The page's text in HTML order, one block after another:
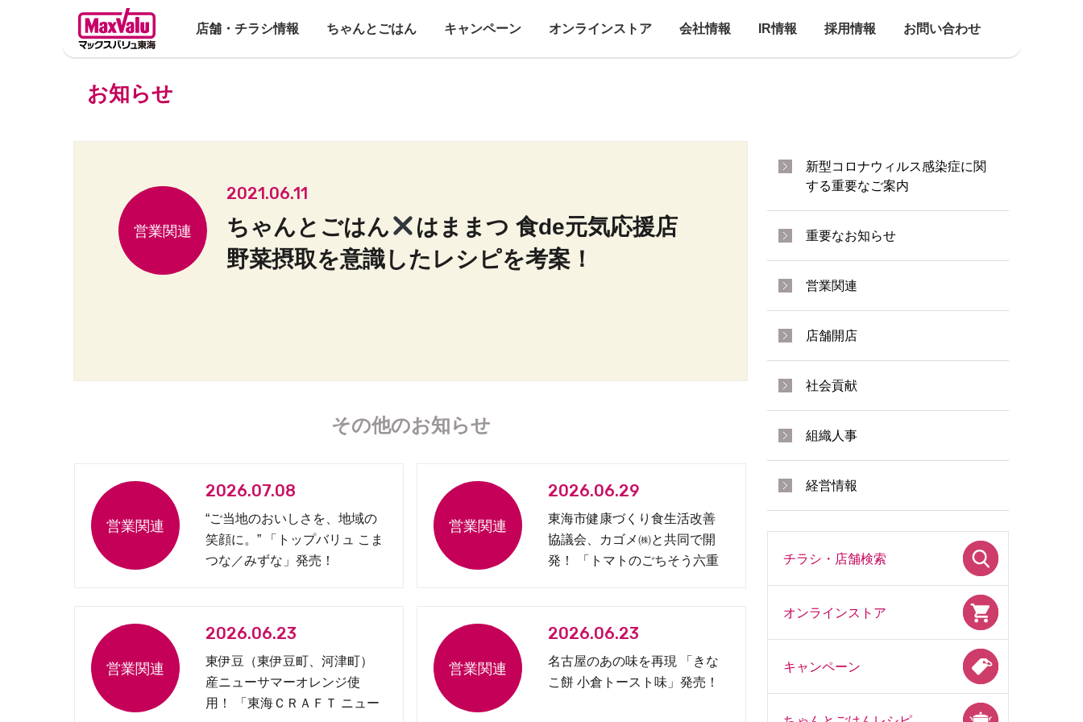
店舗・チラシ情報 ちゃんとごはん キャンペーン オンラインストア 会社情報 IR情報 採用情報 お問い合わせ
お知らせ
2021.06.11
ちゃんとごはん
はままつ 食de元気応援店
野菜摂取を意識したレシピを考案！
その他のお知らせ
2026.07.08
“ご当地のおいしさを、地域の
笑顔に。” 「トップバリュ こま
つな／みずな」発売！
2026.06.29
東海市健康づくり食生活改善
協議会、カゴメ㈱と共同で開
発！ 「トマトのごちそう六重
2026.06.23
東伊豆（東伊豆町、河津町）
産ニューサマーオレンジ使
用！ 「東海ＣＲＡＦＴ ニュー
2026.06.23
名古屋のあの味を再現 「きな
こ餅 小倉トースト味」発売！
新型コロナウィルス感染症に関
する重要なご案内
重要なお知らせ
営業関連
店舗開店
社会貢献
組織人事
経営情報
チラシ・店舗検索
オンラインストア
キャンペーン